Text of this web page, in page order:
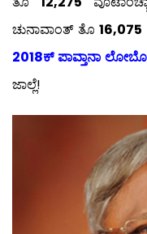
ಚುನಾವಾಂತ್ ತೊ16,075
2018ಕ್ ಪಾವ್ತಾನಾ
ಜಾಲ್ಲೆ!